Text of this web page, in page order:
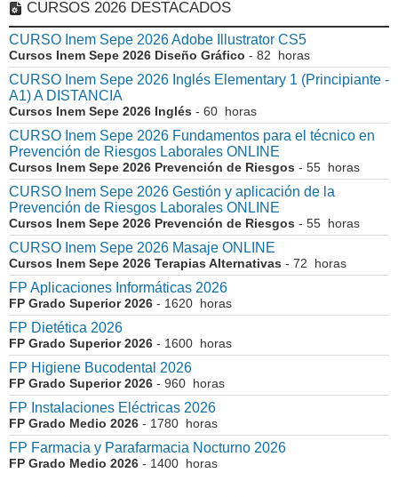
CURSOS 2026 DESTACADOS
CURSO Inem Sepe 2026 Adobe Illustrator CS5
Cursos Inem Sepe 2026 Diseño Gráfico - 82 horas
CURSO Inem Sepe 2026 Inglés Elementary 1 (Principiante -
A1) A DISTANCIA
Cursos Inem Sepe 2026 Inglés - 60 horas
CURSO Inem Sepe 2026 Fundamentos para el técnico en
Prevención de Riesgos Laborales ONLINE
Cursos Inem Sepe 2026 Prevención de Riesgos - 55 horas
CURSO Inem Sepe 2026 Gestión y aplicación de la
Prevención de Riesgos Laborales ONLINE
Cursos Inem Sepe 2026 Prevención de Riesgos - 55 horas
CURSO Inem Sepe 2026 Masaje ONLINE
Cursos Inem Sepe 2026 Terapias Alternativas - 72 horas
FP Aplicaciones Informáticas 2026
FP Grado Superior 2026 - 1620 horas
FP Dietética 2026
FP Grado Superior 2026 - 1600 horas
FP Higiene Bucodental 2026
FP Grado Superior 2026 - 960 horas
FP Instalaciones Eléctricas 2026
FP Grado Medio 2026 - 1780 horas
FP Farmacia y Parafarmacia Nocturno 2026
FP Grado Medio 2026 - 1400 horas